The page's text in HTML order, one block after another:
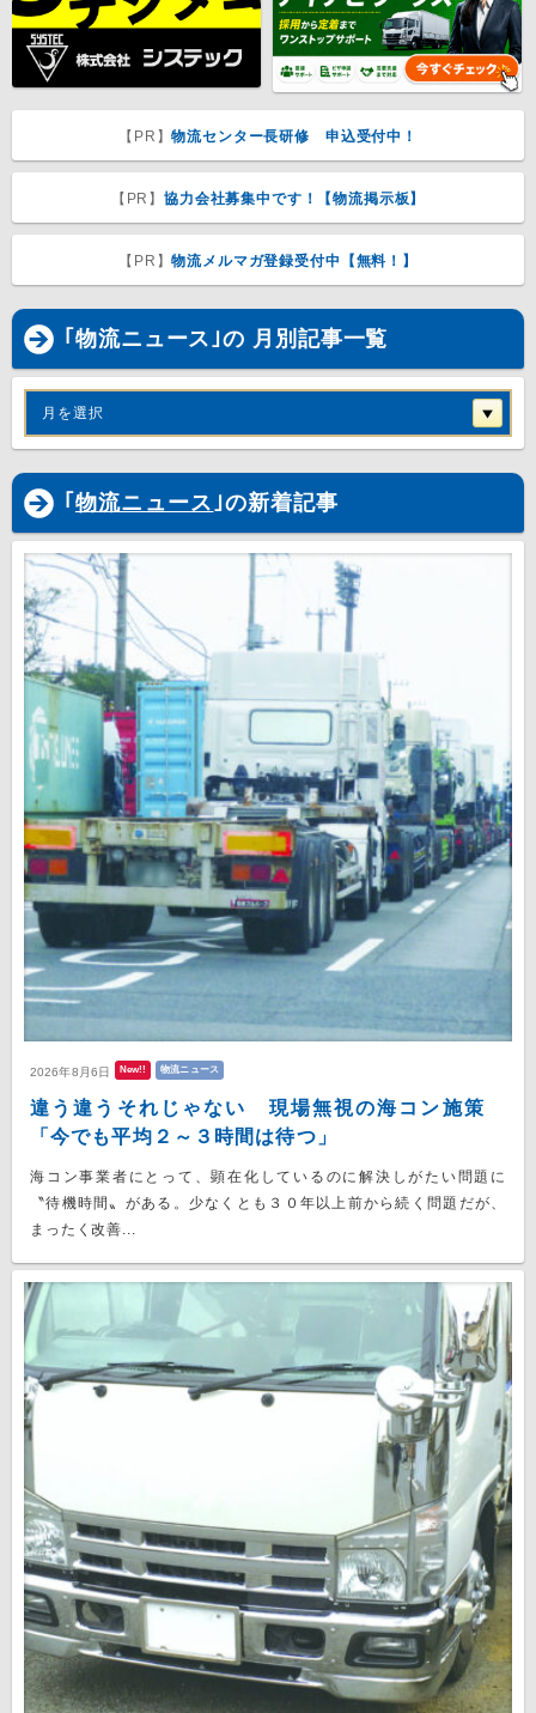
【PR】物流センター長研修 申込受付中！
【PR】協力会社募集中です！【物流掲示板】
【PR】物流メルマガ登録受付中【無料！】
｢物流ニュース｣の 月別記事一覧
月を選択
｢ 物流ニュース｣の新着記事
2026年8月6日 New!! 物流ニュース
違う違うそれじゃない 現場無視の海コン施策
「今でも平均２～３時間は待つ」
海コン事業者にとって、顕在化しているのに解決しがたい問題に
〝待機時間〟がある。少なくとも３０年以上前から続く問題だが、
まったく改善...